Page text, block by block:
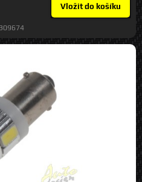
Vložit do košíku